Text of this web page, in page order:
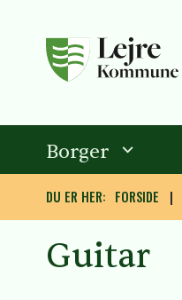
Borger
DU ER HER: FORSIDE
Guitar